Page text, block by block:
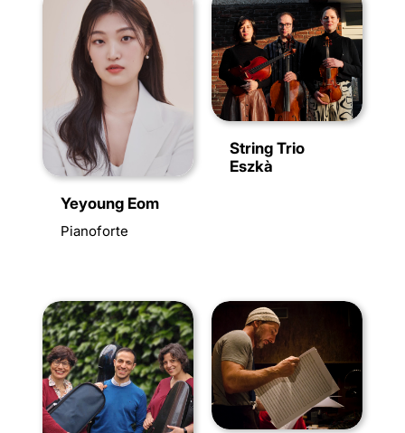
Yeyoung Eom
Pianoforte
String Trio
Eszkà